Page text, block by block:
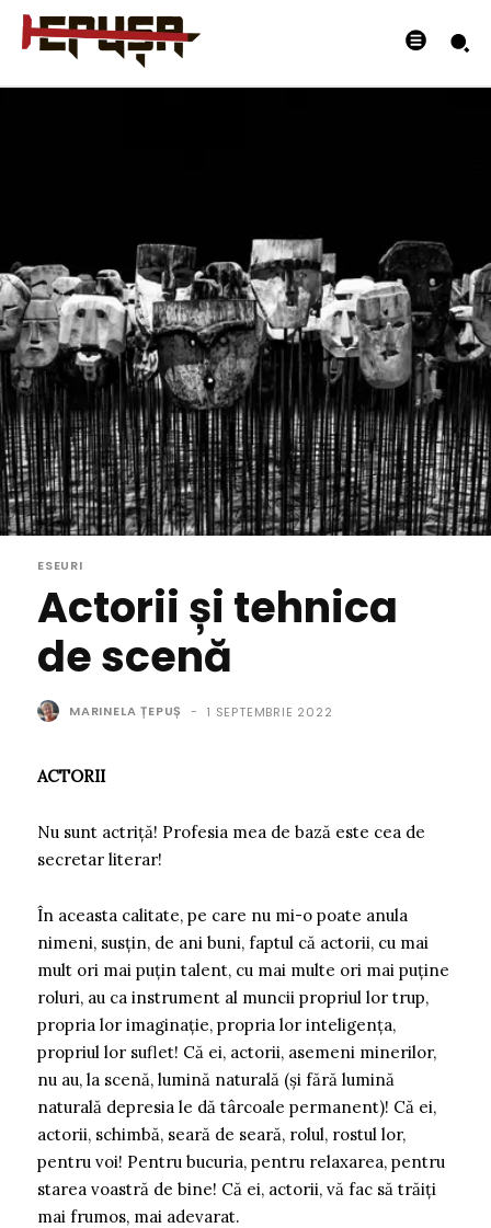
ESEURI
Actorii și tehnica
de scenă
MARINELA ȚEPUȘ - 1 SEPTEMBRIE 2022
ACTORII
Nu sunt actriță! Profesia mea de bază este cea de
secretar literar!
În aceasta calitate, pe care nu mi-o poate anula
nimeni, susțin, de ani buni, faptul că actorii, cu mai
mult ori mai puțin talent, cu mai multe ori mai puține
roluri, au ca instrument al muncii propriul lor trup,
propria lor imaginație, propria lor inteligența,
propriul lor suflet! Că ei, actorii, asemeni minerilor,
nu au, la scenă, lumină naturală (și fără lumină
naturală depresia le dă târcoale permanent)! Că ei,
actorii, schimbă, seară de seară, rolul, rostul lor,
pentru voi! Pentru bucuria, pentru relaxarea, pentru
starea voastră de bine! Că ei, actorii, vă fac să trăiți
mai frumos, mai adevarat.